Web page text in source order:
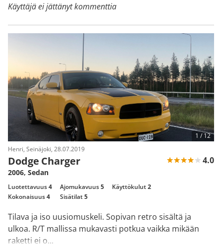
Käyttäjä ei jättänyt kommenttia
Henri, Seinäjoki, 28.07.2019
Dodge Charger 4.0
2006, Sedan
Luotettavuus4 Ajomukavuus5 Käyttökulut2
Kokonaisuus4 Sisätilat5
Tilava ja iso uusiomuskeli. Sopivan retro sisältä ja
ulkoa. R/T mallissa mukavasti potkua vaikka mikään
raketti ei o...
1 /12